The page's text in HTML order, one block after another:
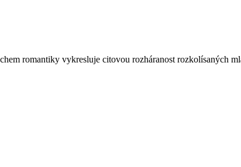
romantiky vykresluje citovou rozháranost rozkolísaných